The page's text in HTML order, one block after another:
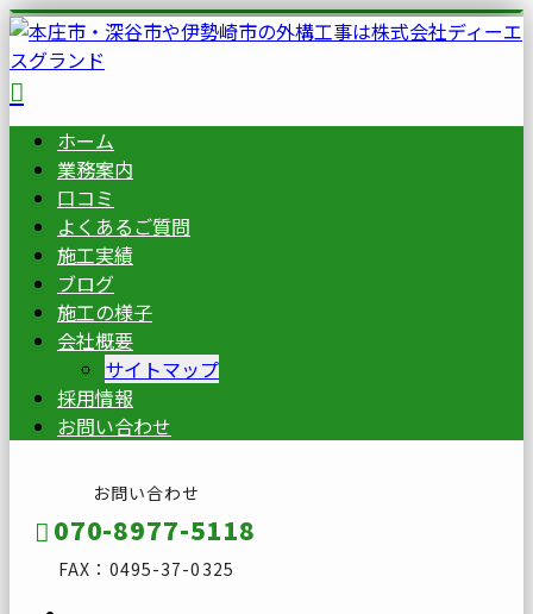
ホーム
業務案内
口コミ
よくあるご質問
施工実績
ブログ
施工の様子
会社概要
サイトマップ
採用情報
お問い合わせ
お問い合わせ
070-8977-5118
FAX：0495-37-0325